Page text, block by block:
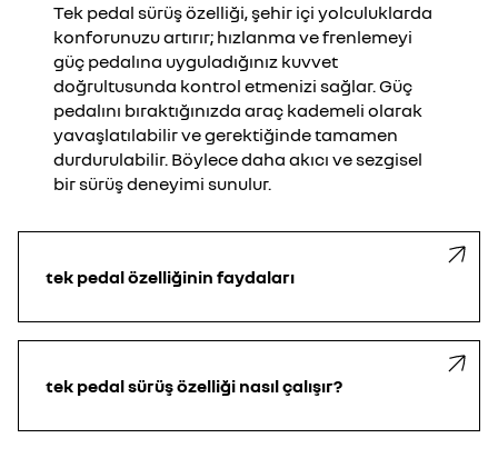
Tek pedal sürüş özelliği, şehir içi yolculuklarda
konforunuzu artırır; hızlanma ve frenlemeyi
güç pedalına uyguladığınız kuvvet
doğrultusunda kontrol etmenizi sağlar. Güç
pedalını bıraktığınızda araç kademeli olarak
yavaşlatılabilir ve gerektiğinde tamamen
durdurulabilir. Böylece daha akıcı ve sezgisel
bir sürüş deneyimi sunulur.
tek pedal özelliğinin faydaları
tek pedal sürüş özelliği nasıl çalışır?